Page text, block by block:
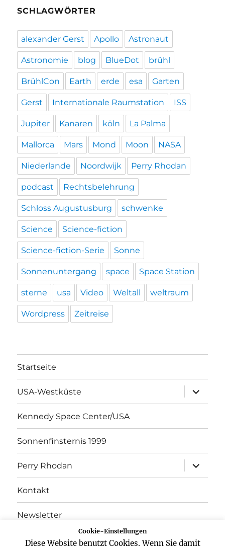
SCHLAGWÖRTER
alexander Gerst Apollo Astronaut
Astronomie blog BlueDot brühl
BrühlCon Earth erde esa Garten
Gerst Internationale Raumstation ISS
Jupiter Kanaren köln La Palma
Mallorca Mars Mond Moon NASA
Niederlande Noordwijk Perry Rhodan
podcast Rechtsbelehrung
Schloss Augustusburg schwenke
Science Science-fiction
Science-fiction-Serie Sonne
Sonnenuntergang space Space Station
sterne usa Video Weltall weltraum
Wordpress Zeitreise
Startseite
USA-Westküste
öffnen
Kennedy Space Center/USA
Sonnenfinsternis 1999
Perry Rhodan
öffnen
Kontakt
Newsletter
Datenschutz
Cookie-Einstellungen
Diese Website benutzt Cookies. Wenn Sie damit